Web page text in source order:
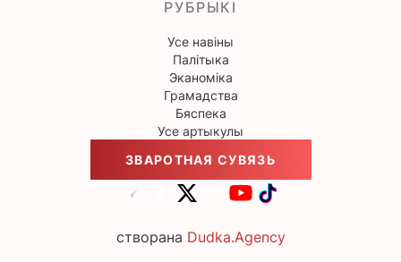
РУБРЫКІ
Усе навіны
Палітыка
Эканоміка
Грамадства
Бяспека
Усе артыкулы
ЗВАРОТНАЯ СУВЯЗЬ
створана Dudka.Agency